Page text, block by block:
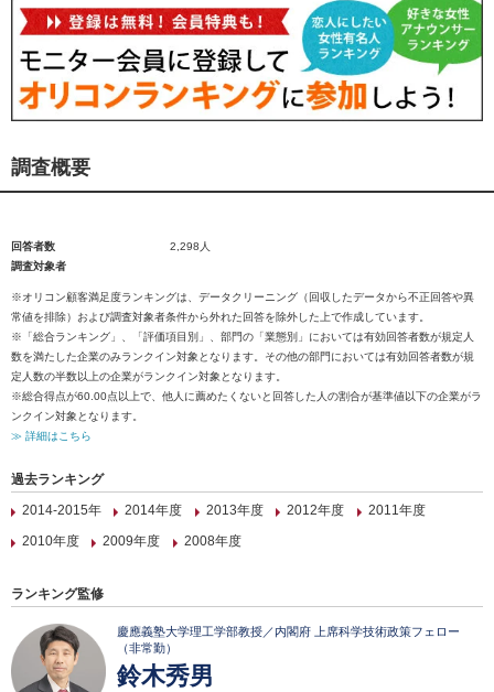
調査概要
回答者数
2,298人
調査対象者
※オリコン顧客満足度ランキングは、データクリーニング（回収したデータから不正回答や異
常値を排除）および調査対象者条件から外れた回答を除外した上で作成しています。
※「総合ランキング」、「評価項目別」、部門の「業態別」においては有効回答者数が規定人
数を満たした企業のみランクイン対象となります。その他の部門においては有効回答者数が規
定人数の半数以上の企業がランクイン対象となります。
※総合得点が60.00点以上で、他人に薦めたくないと回答した人の割合が基準値以下の企業がラ
ンクイン対象となります。
≫ 詳細はこちら
過去ランキング
2014-2015年
2014年度 2013年度 2012年度
2011年度
2010年度
2009年度 2008年度
ランキング監修
慶應義塾大学理工学部教授／内閣府 上席科学技術政策フェロー
（非常勤）
鈴木秀男